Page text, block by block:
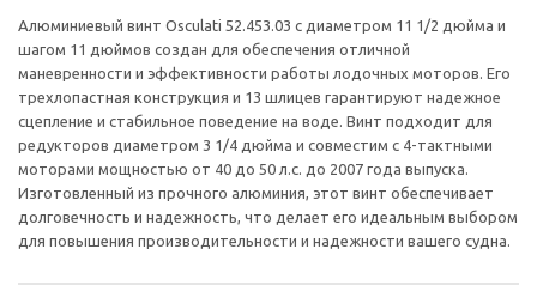
Алюминиевый винт Osculati 52.453.03 с диаметром 11 1/2 дюйма и
шагом 11 дюймов создан для обеспечения отличной
маневренности и эффективности работы лодочных моторов. Его
трехлопастная конструкция и 13 шлицев гарантируют надежное
сцепление и стабильное поведение на воде. Винт подходит для
редукторов диаметром 3 1/4 дюйма и совместим с 4-тактными
моторами мощностью от 40 до 50 л.с. до 2007 года выпуска.
Изготовленный из прочного алюминия, этот винт обеспечивает
долговечность и надежность, что делает его идеальным выбором
для повышения производительности и надежности вашего судна.